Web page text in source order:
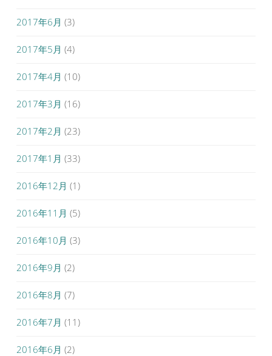
2017年6月 (3)
2017年5月 (4)
2017年4月 (10)
2017年3月 (16)
2017年2月 (23)
2017年1月 (33)
2016年12月 (1)
2016年11月 (5)
2016年10月 (3)
2016年9月 (2)
2016年8月 (7)
2016年7月 (11)
2016年6月 (2)